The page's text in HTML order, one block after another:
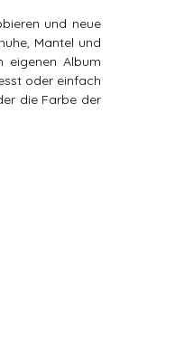
und neue
Mantel und
eigenen Album
oder einfach
die Farbe der